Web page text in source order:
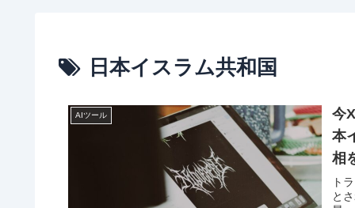
日本イスラム共和国
AIツール
今
本
相
ト
と